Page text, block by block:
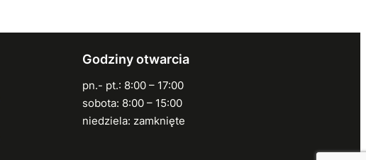
Godziny otwarcia
pn.- pt.: 8:00 – 17:00
sobota: 8:00 – 15:00
niedziela: zamknięte